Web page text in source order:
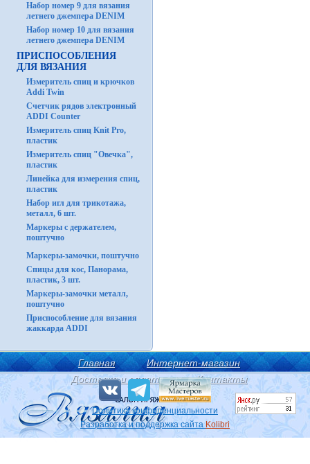
Набор номер 9 для вязания
летнего джемпера DENIM
Набор номер 10 для вязания
летнего джемпера DENIM
ПРИСПОСОБЛЕНИЯ
ДЛЯ ВЯЗАНИЯ
Измеритель спиц и крючков
Addi Twin
Счетчик рядов электронный
ADDI Counter
Измеритель спиц Knit Pro,
пластик
Измеритель спиц "Овечка",
пластик
Линейка для измерения спиц,
пластик
Набор игл для трикотажа,
металл, 6 шт.
Маркеры с держателем,
поштучно
Маркеры-замочки, поштучно
Спицы для кос, Панорама,
пластик, 3 шт.
Маркеры-замочки металл,
поштучно
Приспособление для вязания
жаккарда ADDI
Главная
Интернет-магазин
Доставка и оплата
Контакты
Политика конфиденциальности
Разработка и поддержка сайта Kolibri